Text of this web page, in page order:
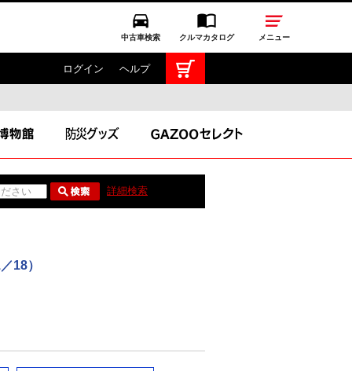
中古車検索 クルマカタログ メニュー
GAZOO SPORTS
GAZOO Shopping
ログイン ヘルプ
詳細検索
18）